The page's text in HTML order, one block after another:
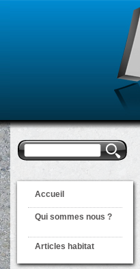
Formulaire de
recherche
Rechercher
Accueil
Qui sommes nous ?
Articles habitat